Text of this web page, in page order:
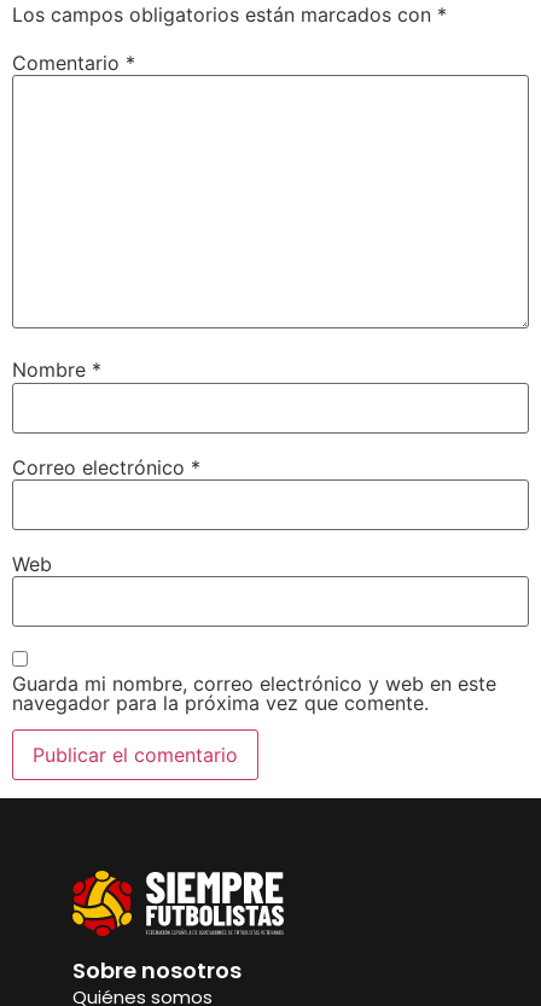
Los campos obligatorios están marcados con *
Comentario *
Nombre *
Correo electrónico *
Web
Guarda mi nombre, correo electrónico y web en este
navegador para la próxima vez que comente.
Sobre nosotros
Quiénes somos